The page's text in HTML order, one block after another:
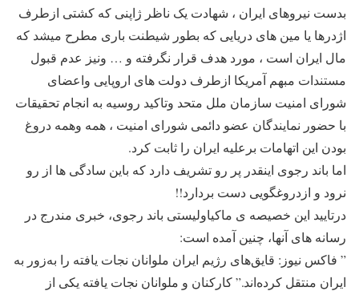
بدست نیروهای ایران ، شهادت یک ناظر ژاپنی که کشتی ازطرف
اژدرها یا مین های دریایی که بطور شیطنت باری مطرح میشد که
مال ایران است ، مورد هدف قرار نگرفته و … ونیز عدم قبول
مستندات مبهم آمریکا ازطرف دولت های اروپایی واعضای
شورای امنیت سازمان ملل متحد وتاکید روسیه به انجام تحقیقات
با حضور نمایندگان عضو دائمی شورای امنیت ، همه وهمه دروغ
بودن این اتهامات برعلیه ایران را ثابت کرد.
اما باند رجوی اینقدر پر رو تشریف دارد که باین سادگی ها از رو
نرود و ازدروغگویی دست بردارد!!
درتایید این خصیصه ی ماکیاولیستی باند رجوی، خبری مندرج در
رسانه های آنها، چنین آمده است:
” فاکس نیوز: قایق‌های رژیم ایران ملوانان نجات یافته را به‌زور به
ایران منتقل کرده‌اند.” کارکنان و ملوانان نجات یافته یکی از